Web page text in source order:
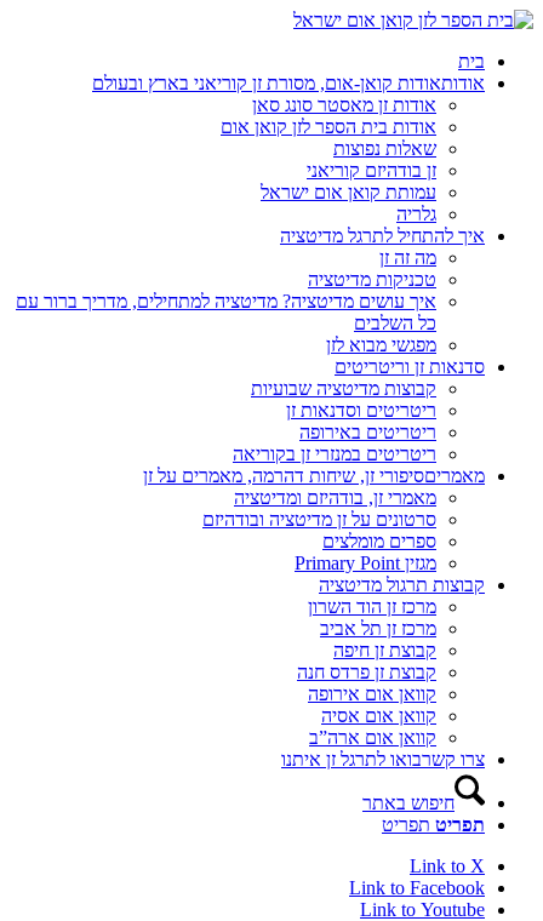
בית
אודותאודות קואן-אום, מסורת זן קוריאני בארץ ובעולם
אודות זן מאסטר סונג סאן
אודות בית הספר לזן קואן אום
שאלות נפוצות
זן בודהיזם קוריאני
עמותת קואן אום ישראל
גלריה
איך להתחיל לתרגל מדיטציה
מה זה זן
טכניקות מדיטציה
איך עושים מדיטציה? מדיטציה למתחילים, מדריך ברור עם
כל השלבים
מפגשי מבוא לזן
סדנאות זן וריטריטים
קבוצות מדיטציה שבועיות
ריטריטים וסדנאות זן
ריטריטים באירופה
ריטריטים במנזרי זן בקוריאה
מאמריםסיפורי זן, שיחות דהרמה, מאמרים על זן
מאמרי זן, בודהיזם ומדיטציה
סרטונים על זן מדיטציה ובודהיזם
ספרים מומלצים
מגזין Primary Point
קבוצות תרגול מדיטציה
מרכז זן הוד השרון
מרכז זן תל אביב
קבוצת זן חיפה
קבוצת זן פרדס חנה
קוואן אום אירופה
קוואן אום אסיה
קוואן אום ארה”ב
צרו קשרבואו לתרגל זן איתנו
חיפוש באתר
תפריט תפריט
Link to X
Link to Facebook
Link to Youtube